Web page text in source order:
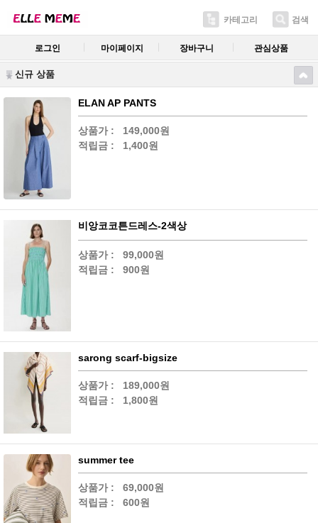
카테고리 검색
로그인 마이페이지 장바구니 관심상품
신규 상품
ELAN AP PANTS
상품가 :
149,000원
적립금 :
1,400원
비앙코코튼드레스-2색상
상품가 :
99,000원
적립금 :
900원
sarong scarf-bigsize
상품가 :
189,000원
적립금 :
1,800원
summer tee
상품가 :
69,000원
적립금 :
600원